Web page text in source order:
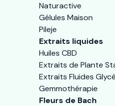
Naturactive
Gélules Maison
Pileje
Extraits liquides
Huiles CBD
Extraits de Plante
Extraits Fluides
Gemmothérapie
Fleurs de Bach